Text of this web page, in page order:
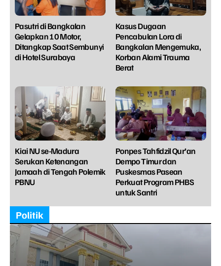
Pasutri di Bangkalan
Gelapkan 10 Motor,
Ditangkap Saat Sembunyi
di Hotel Surabaya
Kasus Dugaan
Pencabulan Lora di
Bangkalan Mengemuka,
Korban Alami Trauma
Berat
Kiai NU se-Madura
Serukan Ketenangan
Jamaah di Tengah Polemik
PBNU
Ponpes Tahfidzil Qur’an
Dempo Timur dan
Puskesmas Pasean
Perkuat Program PHBS
untuk Santri
Politik